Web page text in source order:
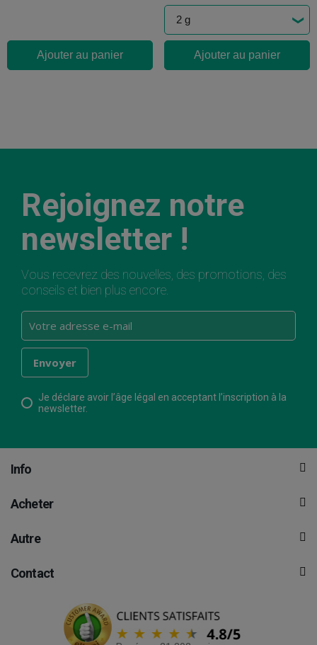
Ajouter au panier Ajouter au panier
Rejoignez notre
newsletter !
Vous recevrez des nouvelles, des promotions, des
conseils et bien plus encore.
Je déclare avoir l’âge légal en acceptant l’inscription à la
newsletter.
Info
Acheter
Autre
Contact